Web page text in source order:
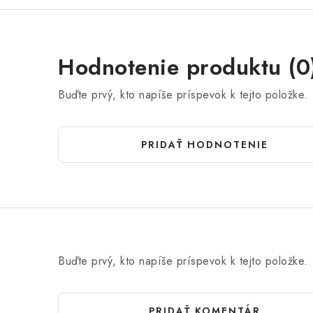
Hodnotenie produktu
Buďte prvý, kto napíše príspevok k tejto položke.
PRIDAŤ HODNOTENIE
Buďte prvý, kto napíše príspevok k tejto položke.